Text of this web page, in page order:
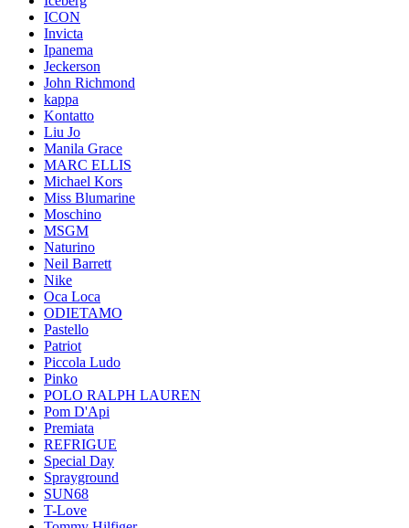
ICON
Invicta
Ipanema
Jeckerson
John Richmond
kappa
Kontatto
Liu Jo
Manila Grace
MARC ELLIS
Michael Kors
Miss Blumarine
Moschino
MSGM
Naturino
Neil Barrett
Nike
Oca Loca
ODIETAMO
Pastello
Patriot
Piccola Ludo
Pinko
POLO RALPH LAUREN
Pom D'Api
Premiata
REFRIGUE
Special Day
Sprayground
SUN68
T-Love